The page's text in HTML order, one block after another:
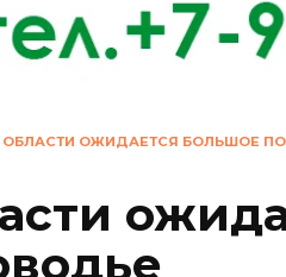
ОЖИДАЕТСЯ БОЛЬШОЕ